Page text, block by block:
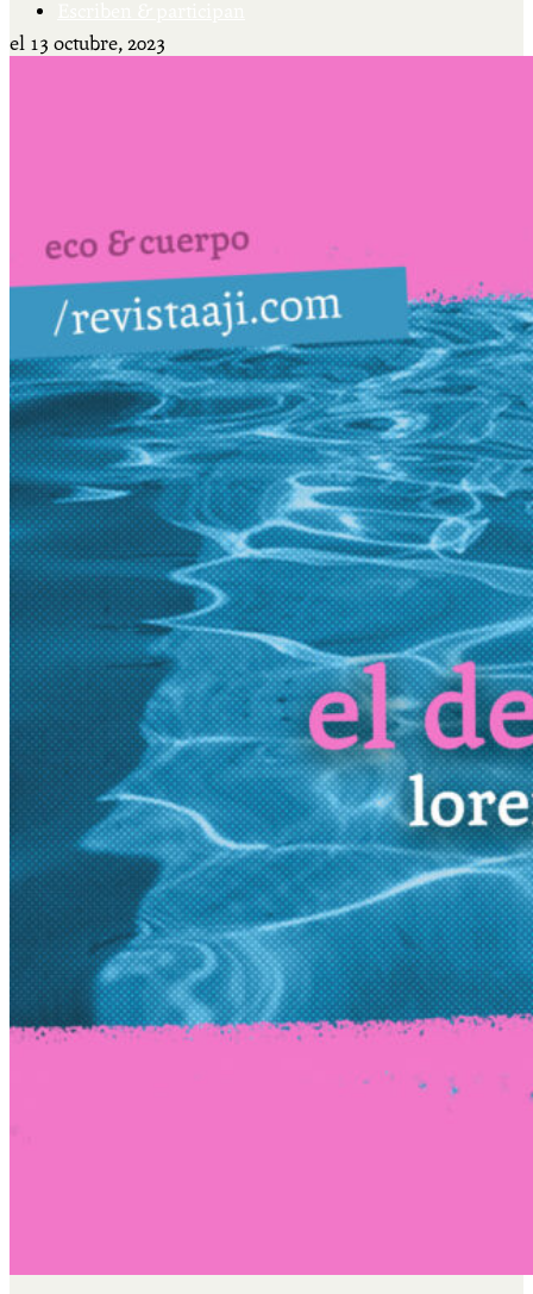
Literatura
Filosofía
Psicología
Más
Actividades & contenido
AJÍ EN YOUTUBE
Universidad Experimental 2022-2025
Feria del Libro Venado Tuerto 2022-2025
el 13 octubre, 2023